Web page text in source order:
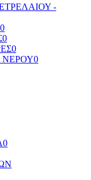
-
0
0
0
0
0